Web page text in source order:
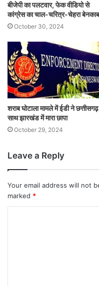
बीजेपी का पलटवार, फेक वीडियो से
कांग्रेस का चाल-चरित्र-चेहरा बेनकाब
October 30, 2024
शराब घोटाला मामले में ईडी ने
साथ झारखंड में मारा छापा
October 29, 2024
Leave a Reply
Your email address will not
marked *